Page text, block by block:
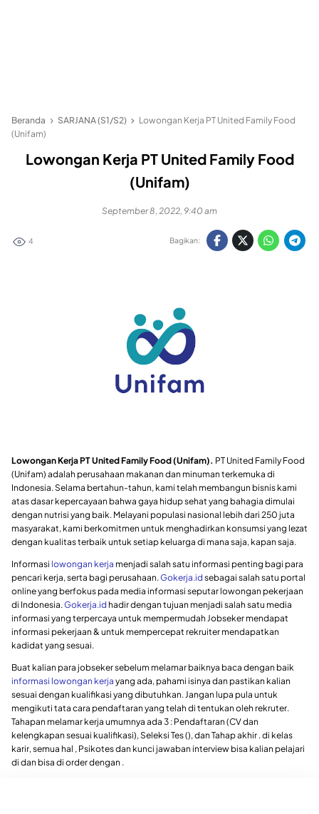
Beranda SARJANA (S1/S2)
Lowongan Kerja PT United Family Food
(Unifam)
Lowongan Kerja PT United Family Food
(Unifam)
September 8, 2022, 9:40 am
4 Bagikan:
Lowongan Kerja PT United Family Food (Unifam). PT United Family Food
(Unifam) adalah perusahaan makanan dan minuman terkemuka di
Indonesia. Selama bertahun-tahun, kami telah membangun bisnis kami
atas dasar kepercayaan bahwa gaya hidup sehat yang bahagia dimulai
dengan nutrisi yang baik. Melayani populasi nasional lebih dari 250 juta
masyarakat, kami berkomitmen untuk menghadirkan konsumsi yang lezat
dengan kualitas terbaik untuk setiap keluarga di mana saja, kapan saja.
Informasi lowongan kerja menjadi salah satu informasi penting bagi para
pencari kerja, serta bagi perusahaan.Gokerja.id sebagai salah satu portal
online yang berfokus pada media informasi seputar lowongan pekerjaan
di Indonesia.Gokerja.id hadir dengan tujuan menjadi salah satu media
informasi yang terpercaya untuk mempermudah Jobseker mendapat
informasi pekerjaan & untuk mempercepat rekruiter mendapatkan
kadidat yang sesuai.
Buat kalian para jobseker sebelum melamar baiknya baca dengan baik
informasi lowongan kerja yang ada, pahami isinya dan pastikan kalian
sesuai dengan kualifikasi yang dibutuhkan. Jangan lupa pula untuk
mengikuti tata cara pendaftaran yang telah di tentukan oleh rekruter.
Tahapan melamar kerja umumnya ada 3 : Pendaftaran (CV dan
kelengkapan sesuai kualifikasi), Seleksi Tes (), dan Tahap akhir . di kelas
karir, semua hal , Psikotes dan kunci jawaban interview bisa kalian pelajari
di dan bisa di order dengan .